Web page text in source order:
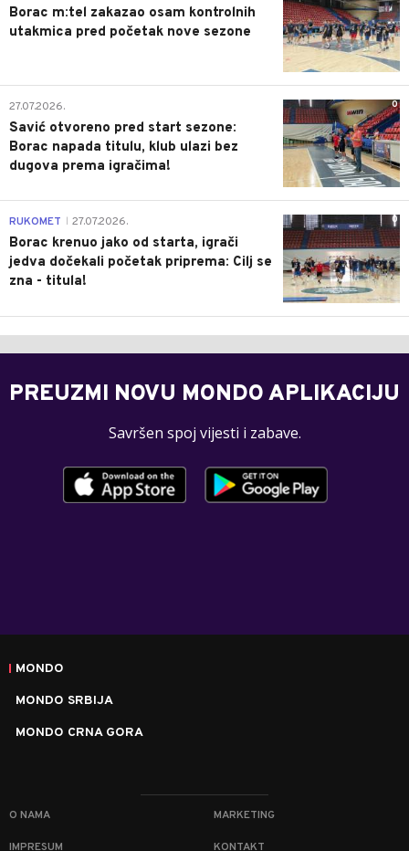
Borac m:tel zakazao osam kontrolnih
utakmica pred početak nove sezone
0
27.07.2026.
Savić otvoreno pred start sezone:
Borac napada titulu, klub ulazi bez
dugova prema igračima!
0
RUKOMET 27.07.2026.
Borac krenuo jako od starta, igrači
jedva dočekali početak priprema: Cilj se
zna - titula!
PREUZMI NOVU MONDO APLIKACIJU
Savršen spoj vijesti i zabave.
MONDO
MONDO SRBIJA
MONDO CRNA GORA
O NAMA MARKETING
IMPRESUM KONTAKT